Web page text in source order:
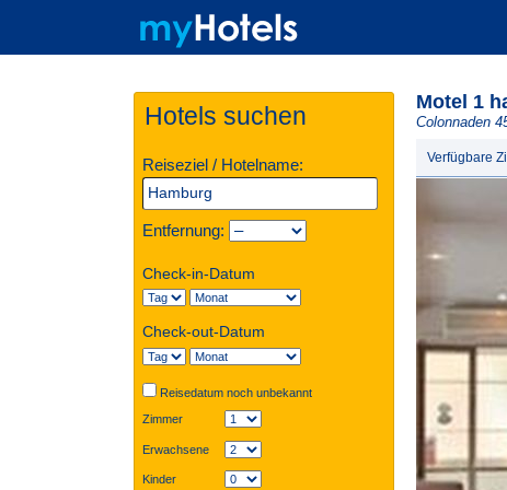
Hotels suchen
Reiseziel / Hotelname:
Entfernung:
Check-in-Datum
Check-out-Datum
Reisedatum noch unbekannt
Zimmer
Erwachsene
Kinder
Motel 1
Colonnaden
Verfügbare